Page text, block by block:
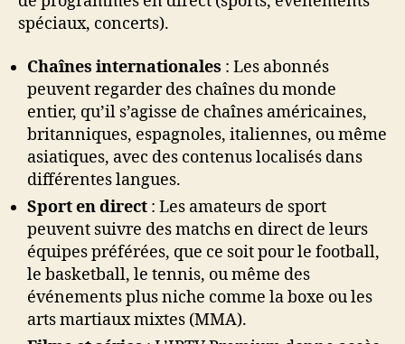
spéciaux, concerts).
Chaînes internationales : Les abonnés
peuvent regarder des chaînes du monde
entier, qu’il s’agisse de chaînes américaines,
britanniques, espagnoles, italiennes, ou même
asiatiques, avec des contenus localisés dans
différentes langues.
Sport en direct : Les amateurs de sport
peuvent suivre des matchs en direct de leurs
équipes préférées, que ce soit pour le football,
le basketball, le tennis, ou même des
événements plus niche comme la boxe ou les
arts martiaux mixtes (MMA).